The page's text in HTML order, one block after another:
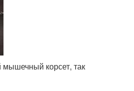
корсет, так